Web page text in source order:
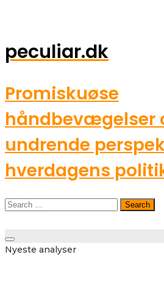
peculiar.dk
Promiskuøse
håndbevægelser
undrende
hverdagens
Search
Toggle
navigation
Nyeste analyser